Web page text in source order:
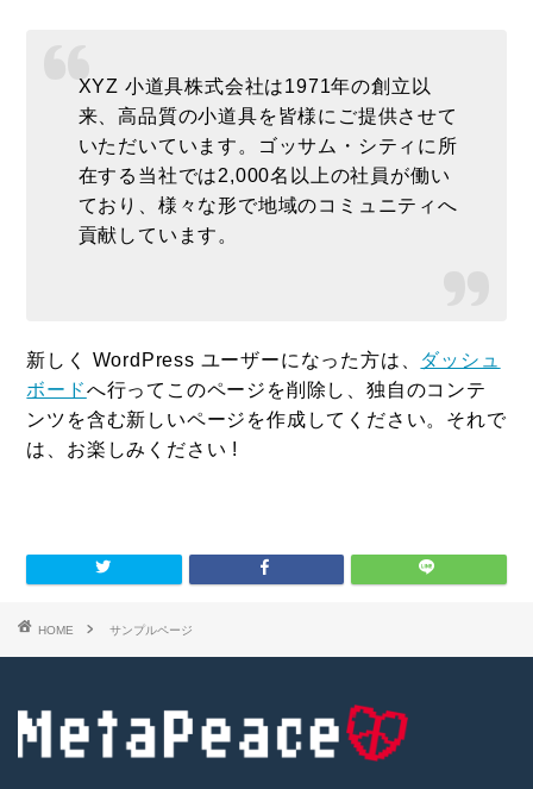
XYZ 小道具株式会社は1971年の創立以
来、高品質の小道具を皆様にご提供させて
いただいています。ゴッサム・シティに所
在する当社では2,000名以上の社員が働い
ており、様々な形で地域のコミュニティへ
貢献しています。
新しく WordPress ユーザーになった方は、 ダッシュ
ボードへ行ってこのページを削除し、独自のコンテ
ンツを含む新しいページを作成してください。それで
は、お楽しみください !
HOME サンプルページ